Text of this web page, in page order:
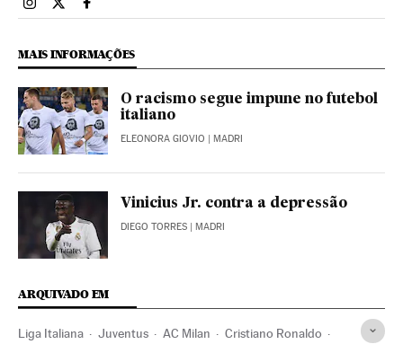
Esportes El País Brasil en Instagram
Esportes El País Brasil en Twitter
Esportes El País Brasil en Facebook
MAIS INFORMAÇÕES
O racismo segue impune no futebol
italiano
ELEONORA GIOVIO | MADRI
Vinicius Jr. contra a depressão
DIEGO TORRES | MADRI
ARQUIVADO EM
Liga Italiana Juventus AC Milan Cristiano Ronaldo